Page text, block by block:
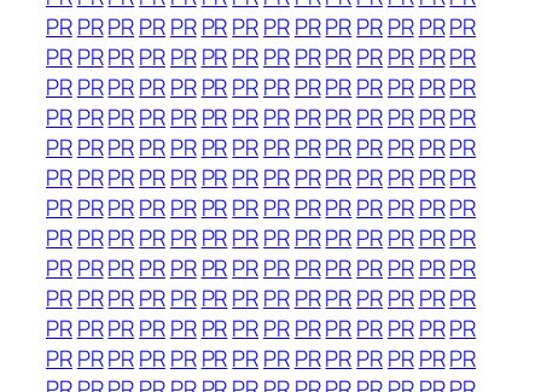
PRPRPRPRPR PRPRPRPRPRPRPR PRPR
PRPRPRPRPR PRPRPRPRPRPRPR PRPR
PRPRPRPRPR PRPRPRPRPRPRPR PRPR
PRPRPRPRPR PRPRPRPRPRPRPR PRPR
PRPRPRPRPR PRPRPRPRPRPRPR PRPR
PRPRPRPRPR PRPRPRPRPRPRPR PRPR
PRPRPRPRPR PRPRPRPRPRPRPR PRPR
PRPRPRPRPR PRPRPRPRPRPRPR PRPR
PRPRPRPRPR PRPRPRPRPRPRPR PRPR
PRPRPRPRPR PRPRPRPRPRPRPR PRPR
PRPRPRPRPR PRPRPRPRPRPRPR PRPR
PRPRPRPRPR PRPRPRPRPRPRPR PRPR